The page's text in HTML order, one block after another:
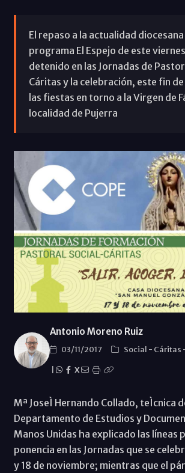
El repaso a la actualidad
programa El Espejo de este
detenido en las Jornadas de
Cáritas y la celebración, este fin
las fiestas en torno a la Virgen de
localidad de Pujerra
Antonio Moreno Ruiz
03/11/2017 Social - Cáritas
X
Mª JoseÌ Hernando Collado, teÌcnica
Departamento de Estudios y
Manos Unidas ha explicado las líneas
ponencia en las Jornadas que se
y 18 de noviembre; mientras que el